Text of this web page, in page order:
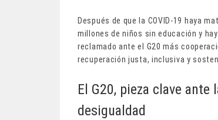
Después de que la COVID-19 haya
millones de niños sin educación y
reclamado ante el G20 más
recuperación justa, inclusiva y
El G20, pieza clave
desigualdad